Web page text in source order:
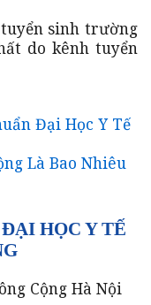
sinh trường
do kênh tuyển
Đại Học Y Tế
Là Bao Nhiêu
HỌC Y TẾ